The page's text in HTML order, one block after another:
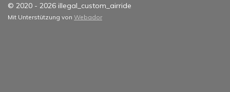
© 2020 - 2026 illegal_custom_airride
Mit Unterstützung von Webador